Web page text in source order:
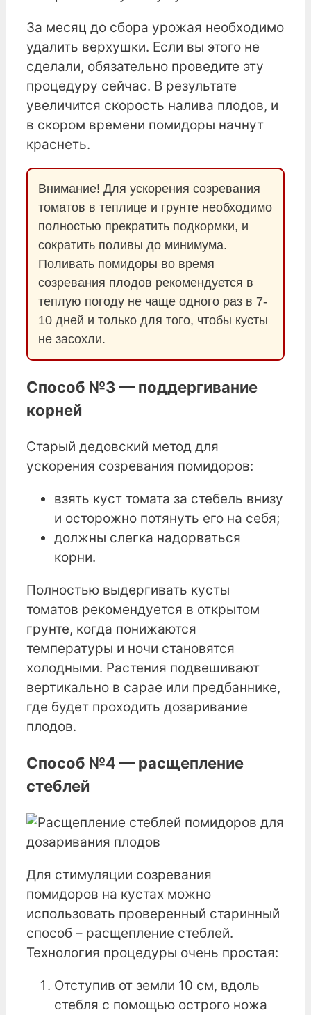
За месяц до сбора урожая необходимо
удалить верхушки. Если вы этого не
сделали, обязательно проведите эту
процедуру сейчас. В результате
увеличится скорость налива плодов, и
в скором времени помидоры начнут
краснеть.
Внимание! Для ускорения созревания
томатов в теплице и грунте необходимо
полностью прекратить подкормки, и
сократить поливы до минимума.
Поливать помидоры во время
созревания плодов рекомендуется в
теплую погоду не чаще одного раз в 7-
10 дней и только для того, чтобы кусты
не засохли.
Способ №3 — поддергивание
корней
Старый дедовский метод для
ускорения созревания помидоров:
взять куст томата за стебель внизу
и осторожно потянуть его на себя;
должны слегка надорваться
корни.
Полностью выдергивать кусты
томатов рекомендуется в открытом
грунте, когда понижаются
температуры и ночи становятся
холодными. Растения подвешивают
вертикально в сарае или предбаннике,
где будет проходить дозаривание
плодов.
Способ №4 — расщепление
стеблей
Для стимуляции созревания
помидоров на кустах можно
использовать проверенный старинный
способ – расщепление стеблей.
Технология процедуры очень простая:
Отступив от земли 10 см, вдоль
стебля с помощью острого ножа